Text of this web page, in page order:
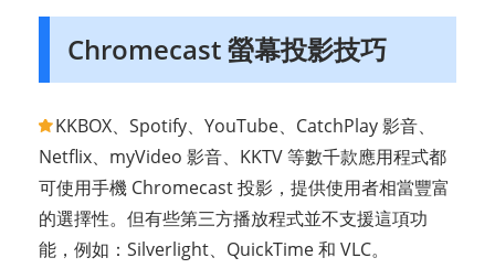
Chromecast 螢幕投影技巧
KKBOX、Spotify、YouTube、CatchPlay 影音、
Netflix、myVideo 影音、KKTV 等數千款應用程式都
可使用手機 Chromecast 投影，提供使用者相當豐富
的選擇性。但有些第三方播放程式並不支援這項功
能，例如：Silverlight、QuickTime 和 VLC。